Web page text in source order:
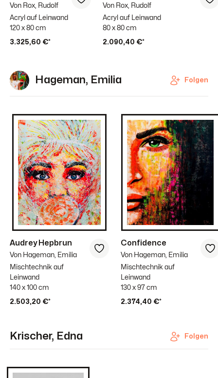
Von Rox, Rudolf
Acryl auf Leinwand
120 x 80 cm
3.325,60 €*
Von Rox, Rudolf
Acryl auf Leinwand
80 x 80 cm
2.090,40 €*
Hageman, Emilia Folgen
Audrey Hepbrun
Von Hageman, Emilia
Mischtechnik auf
Leinwand
140 x 100 cm
2.503,20 €*
Confidence
Von Hageman, Emilia
Mischtechnik auf
Leinwand
130 x 97 cm
2.374,40 €*
Krischer, Edna Folgen